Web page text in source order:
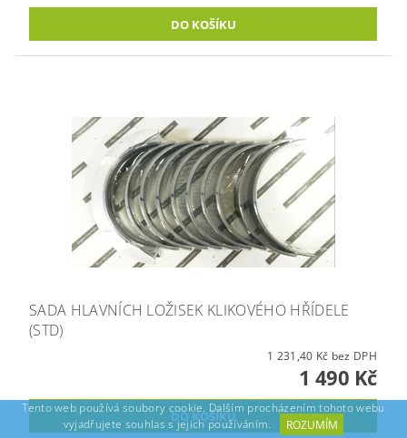
SADA HLAVNÍCH LOŽISEK KLIKOVÉHO HŘÍDELE
(STD)
1 231,40 Kč bez DPH
1 490 Kč
Tento web používá soubory cookie. Dalším procházením tohoto webu
vyjadřujete souhlas s jejich používáním.
ROZUMÍM